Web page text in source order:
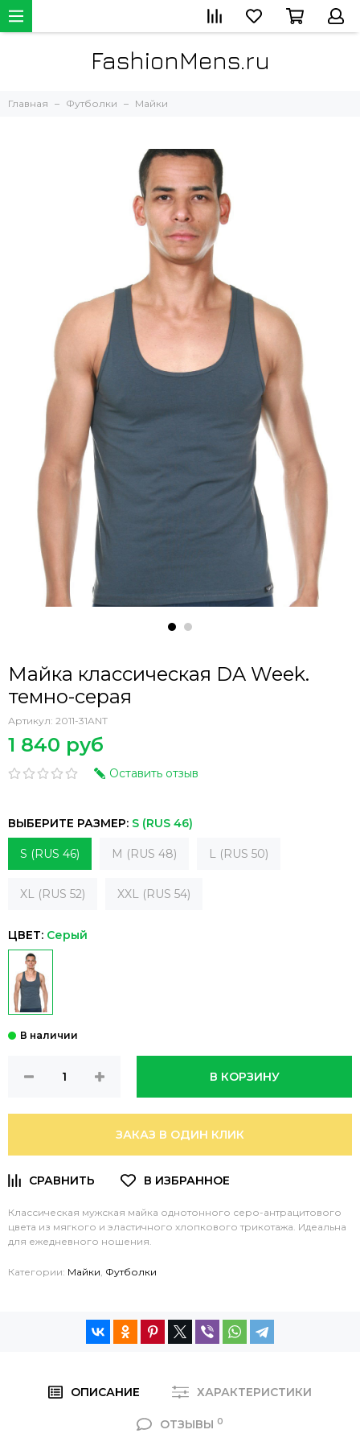
FashionMens.ru
Главная Футболки Майки
Майка классическая DA Week.
темно-серая
Артикул: 2011-31ANT
1 840 руб
Оставить отзыв
ВЫБЕРИТЕ РАЗМЕР: S (RUS 46)
S (RUS 46) M (RUS 48) L (RUS 50)
XL (RUS 52) XXL (RUS 54)
ЦВЕТ: Серый
В КОРЗИНУ
ЗАКАЗ В ОДИН КЛИК
Классическая мужская майка однотонного серо-антрацитового
цвета из мягкого и эластичного хлопкового трикотажа. Идеальна
для ежедневного ношения.
Категории: Майки, Футболки
ОПИСАНИЕ ХАРАКТЕРИСТИКИ
ОТЗЫВЫ 0